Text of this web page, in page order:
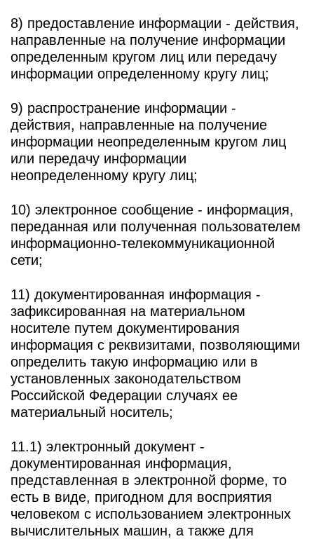
8) предоставление информации - действия,
направленные на получение информации
определенным кругом лиц или передачу
информации определенному кругу лиц;
9) распространение информации -
действия, направленные на получение
информации неопределенным кругом лиц
или передачу информации
неопределенному кругу лиц;
10) электронное сообщение - информация,
переданная или полученная пользователем
информационно-телекоммуникационной
сети;
11) документированная информация -
зафиксированная на материальном
носителе путем документирования
информация с реквизитами, позволяющими
определить такую информацию или в
установленных законодательством
Российской Федерации случаях ее
материальный носитель;
11.1) электронный документ -
документированная информация,
представленная в электронной форме, то
есть в виде, пригодном для восприятия
человеком с использованием электронных
вычислительных машин, а также для